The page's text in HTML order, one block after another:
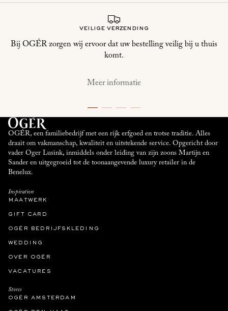
veilige verzending
Bij OGÉR zorgen wij ervoor dat uw bestelling veilig bij u thuis
komt.
Meer informatie
OGÉR, een familiebedrijf met een rijk erfgoed en trotse traditie. Alles
draait om vakmanschap, kwaliteit en uitstekende service. Opgericht door
vader Oger Lusink, inmiddels onder leiding van zijn zoons Martijn en
Sander en uitgegroeid tot de toonaangevende luxury retailer in de
Benelux.
Inspiration
maatwerk
gift card
ogér bedrijfskleding
wedding
over ogér
vacatures
Stores
ogér amsterdam